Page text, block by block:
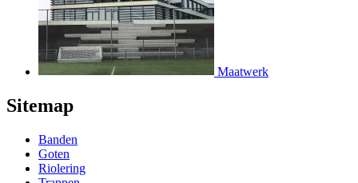
Maatwerk
Sitemap
Banden
Goten
Riolering